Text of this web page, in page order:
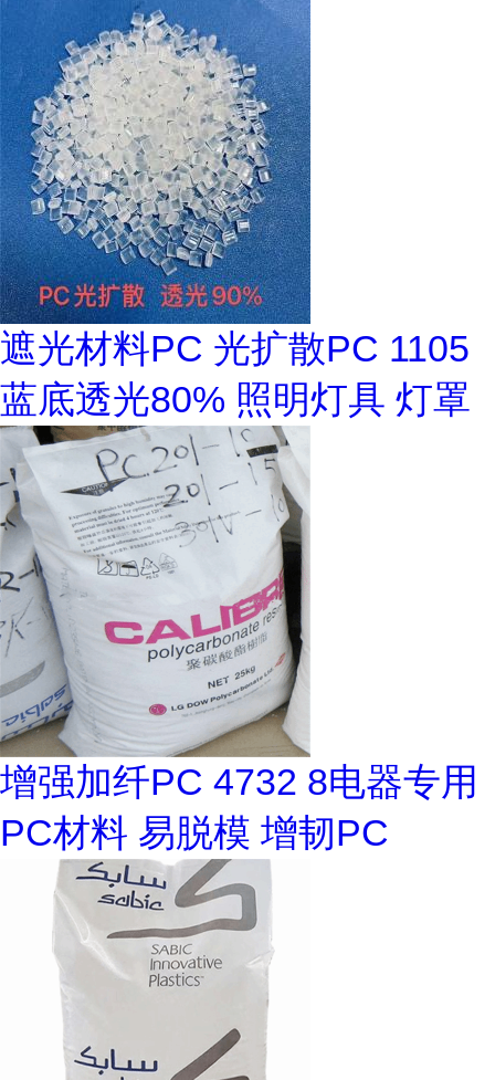
遮光材料PC 光扩散PC 1105
蓝底透光80% 照明灯具 灯罩
增强加纤PC 4732 8电器专用
PC材料 易脱模 增韧PC